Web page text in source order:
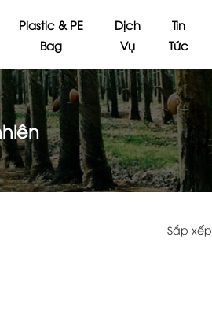
Plastic & PE
Bag
Dịch
Vụ
Tin
Tức
Sắp xếp